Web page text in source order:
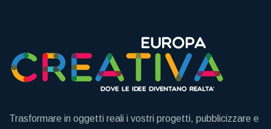
Trasformare in oggetti reali i vostri progetti, pubblicizzare e